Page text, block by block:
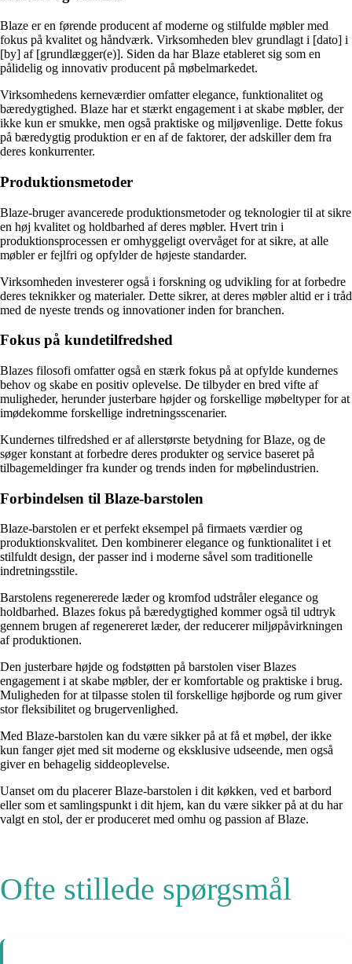
Blaze er en førende producent af moderne og stilfulde møbler med
fokus på kvalitet og håndværk. Virksomheden blev grundlagt i [dato] i
[by] af [grundlægger(e)]. Siden da har Blaze etableret sig som en
pålidelig og innovativ producent på møbelmarkedet.
Virksomhedens kerneværdier omfatter elegance, funktionalitet og
bæredygtighed. Blaze har et stærkt engagement i at skabe møbler, der
ikke kun er smukke, men også praktiske og miljøvenlige. Dette fokus
på bæredygtig produktion er en af ​​de faktorer, der adskiller dem fra
deres konkurrenter.
Produktionsmetoder
Blaze-bruger avancerede produktionsmetoder og teknologier til at sikre
en høj kvalitet og holdbarhed af deres møbler. Hvert trin i
produktionsprocessen er omhyggeligt overvåget for at sikre, at alle
møbler er fejlfri og opfylder de højeste standarder.
Virksomheden investerer også i forskning og udvikling for at forbedre
deres teknikker og materialer. Dette sikrer, at deres møbler altid er i tråd
med de nyeste trends og innovationer inden for branchen.
Fokus på kundetilfredshed
Blazes filosofi omfatter også en stærk fokus på at opfylde kundernes
behov og skabe en positiv oplevelse. De tilbyder en bred vifte af
muligheder, herunder justerbare højder og forskellige møbeltyper for at
imødekomme forskellige indretningsscenarier.
Kundernes tilfredshed er af allerstørste betydning for Blaze, og de
søger konstant at forbedre deres produkter og service baseret på
tilbagemeldinger fra kunder og trends inden for møbelindustrien.
Forbindelsen til Blaze-barstolen
Blaze-barstolen er et perfekt eksempel på firmaets værdier og
produktionskvalitet. Den kombinerer elegance og funktionalitet i et
stilfuldt design, der passer ind i moderne såvel som traditionelle
indretningsstile.
Barstolens regenererede læder og kromfod udstråler elegance og
holdbarhed. Blazes fokus på bæredygtighed kommer også til udtryk
gennem brugen af regenereret læder, der reducerer miljøpåvirkningen
af ​​produktionen.
Den justerbare højde og fodstøtten på barstolen viser Blazes
engagement i at skabe møbler, der er komfortable og praktiske i brug.
Muligheden for at tilpasse stolen til forskellige højborde og rum giver
stor fleksibilitet og brugervenlighed.
Med Blaze-barstolen kan du være sikker på at få et møbel, der ikke
kun fanger øjet med sit moderne og eksklusive udseende, men også
giver en behagelig siddeoplevelse.
Uanset om du placerer Blaze-barstolen i dit køkken, ved et barbord
eller som et samlingspunkt i dit hjem, kan du være sikker på at du har
valgt en stol, der er produceret med omhu og passion af Blaze.
Ofte stillede spørgsmål